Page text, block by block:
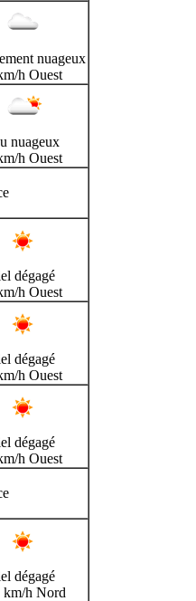
nuageux
h Ouest
nuageux
h Ouest
dégagé
h Ouest
dégagé
h Ouest
dégagé
h Ouest
dégagé
km/h Nord